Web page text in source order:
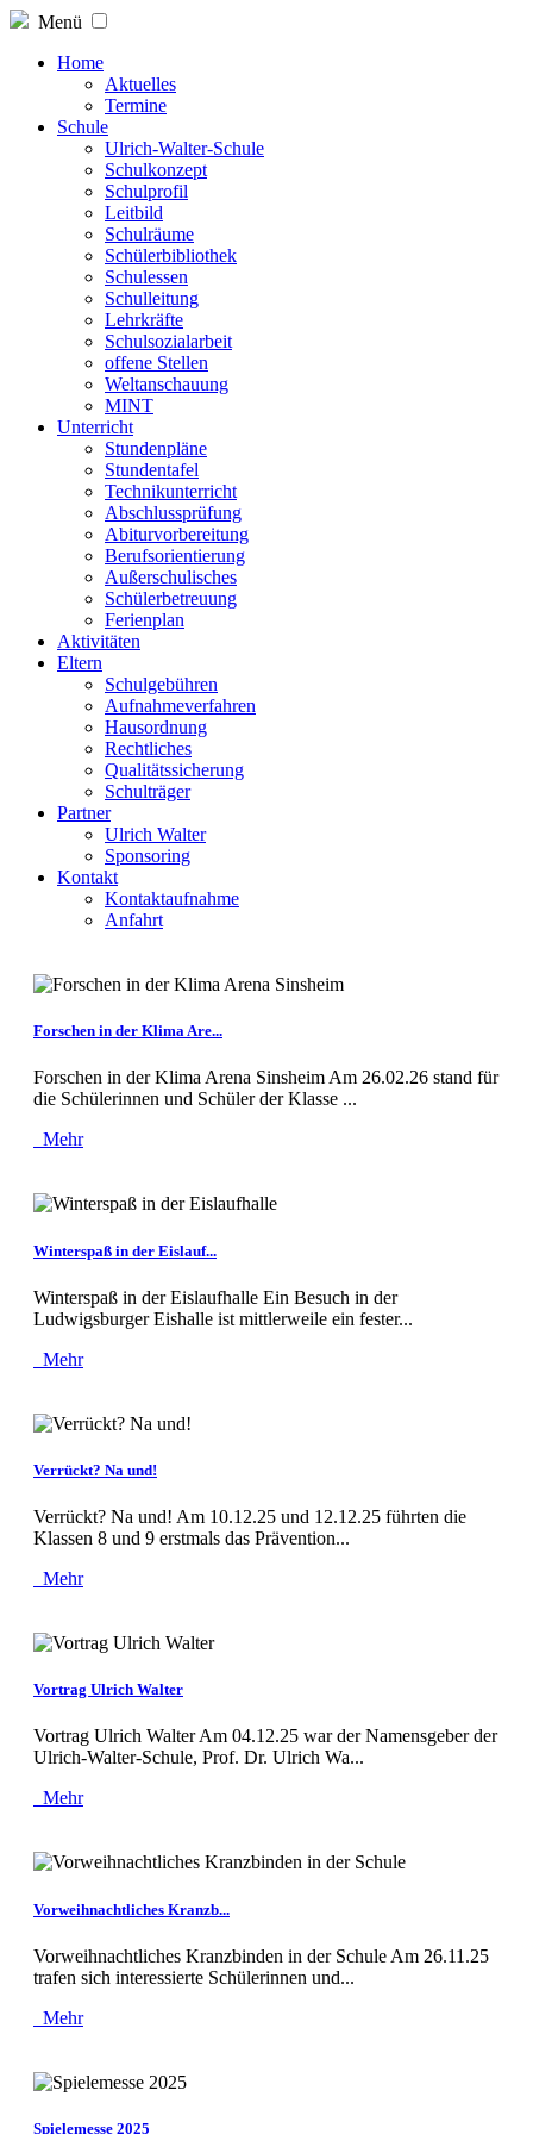
Menü
Home
Aktuelles
Termine
Schule
Ulrich-Walter-Schule
Schulkonzept
Schulprofil
Leitbild
Schulräume
Schülerbibliothek
Schulessen
Schulleitung
Lehrkräfte
Schulsozialarbeit
offene Stellen
Weltanschauung
MINT
Unterricht
Stundenpläne
Stundentafel
Technikunterricht
Abschlussprüfung
Abiturvorbereitung
Berufsorientierung
Außerschulisches
Schülerbetreuung
Ferienplan
Aktivitäten
Eltern
Schulgebühren
Aufnahmeverfahren
Hausordnung
Rechtliches
Qualitätssicherung
Schulträger
Partner
Ulrich Walter
Sponsoring
Kontakt
Kontaktaufnahme
Anfahrt
Forschen in der Klima Are...
Forschen in der Klima Arena Sinsheim Am 26.02.26 stand für
die Schülerinnen und Schüler der Klasse ...
Mehr
Winterspaß in der Eislauf...
Winterspaß in der Eislaufhalle Ein Besuch in der
Ludwigsburger Eishalle ist mittlerweile ein fester...
Mehr
Verrückt? Na und!
Verrückt? Na und! Am 10.12.25 und 12.12.25 führten die
Klassen 8 und 9 erstmals das Prävention...
Mehr
Vortrag Ulrich Walter
Vortrag Ulrich Walter Am 04.12.25 war der Namensgeber der
Ulrich-Walter-Schule, Prof. Dr. Ulrich Wa...
Mehr
Vorweihnachtliches Kranzb...
Vorweihnachtliches Kranzbinden in der Schule Am 26.11.25
trafen sich interessierte Schülerinnen und...
Mehr
Spielemesse 2025